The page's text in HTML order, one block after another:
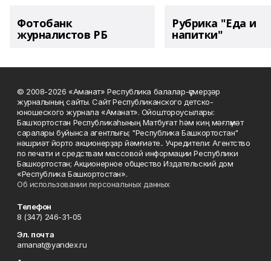
Фотобанк
журналистов РБ
Рубрика "Еда и
напитки"
© 2008-2026 «Аманат» Республика балалар-үҫмерҙәр
журналының сайты. Сайт Республиканского детско-
юношеского журнала «Аманат». Ойоштороусылары:
Башҡортостан Республикаһының Матбуғат һәм киң мәғлүмәт
саралары буйынса агентлығы; "Республика Башкортостан"
нәшриәт йорто акционерҙар йәмғиәте.. Учредители: Агентство
по печати и средствам массовой информации Республики
Башкортостан; Акционерное общество Издательский дом
«Республика Башкортостан».
Об использовании персональных данных
Телефон
8 (347) 246-31-05
Эл. почта
amanat@yandex.ru